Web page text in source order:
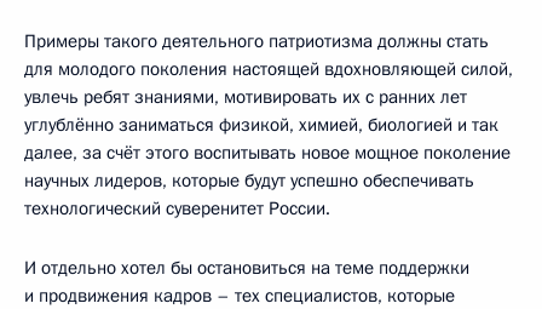
Примеры такого деятельного патриотизма должны стать
для молодого поколения настоящей вдохновляющей силой,
увлечь ребят знаниями, мотивировать их с ранних лет
углублённо заниматься физикой, химией, биологией и так
далее, за счёт этого воспитывать новое мощное поколение
научных лидеров, которые будут успешно обеспечивать
технологический суверенитет России.
И отдельно хотел бы остановиться на теме поддержки
и продвижения кадров – тех специалистов, которые